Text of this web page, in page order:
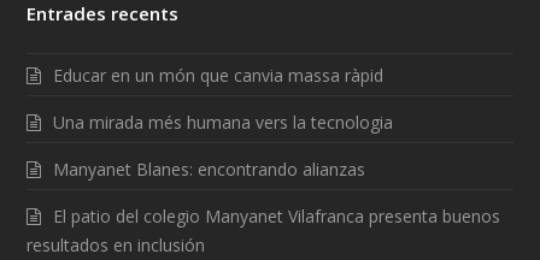
Entrades recents
Educar en un món que canvia massa ràpid
Una mirada més humana vers la tecnologia
Manyanet Blanes: encontrando alianzas
El patio del colegio Manyanet Vilafranca presenta buenos
resultados en inclusión